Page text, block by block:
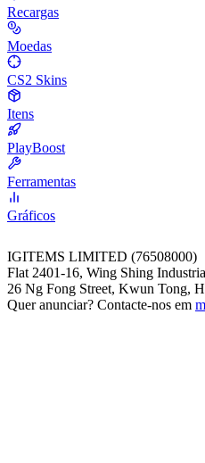
Recargas
Moedas
CS2 Skins
Itens
PlayBoost
Ferramentas
Gráficos
IGITEMS LIMITED (76508000)
Flat 2401-16, Wing Shing
26 Ng Fong Street, Kwun Tong,
Quer anunciar? Contacte-nos em